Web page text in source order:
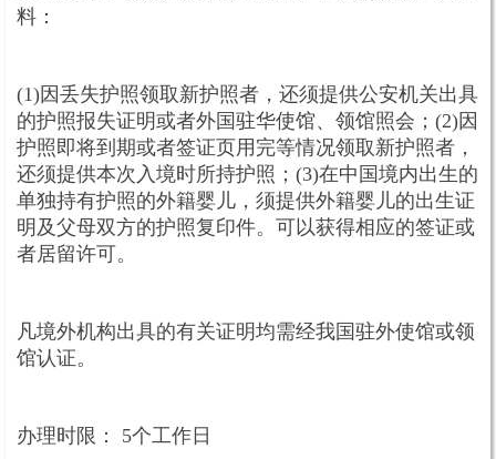
料：
(1)因丢失护照领取新护照者，还须提供公安机关出具
的护照报失证明或者外国驻华使馆、领馆照会；(2)因
护照即将到期或者签证页用完等情况领取新护照者，
还须提供本次入境时所持护照；(3)在中国境内出生的
单独持有护照的外籍婴儿，须提供外籍婴儿的出生证
明及父母双方的护照复印件。可以获得相应的签证或
者居留许可。
凡境外机构出具的有关证明均需经我国驻外使馆或领
馆认证。
办理时限： 5个工作日